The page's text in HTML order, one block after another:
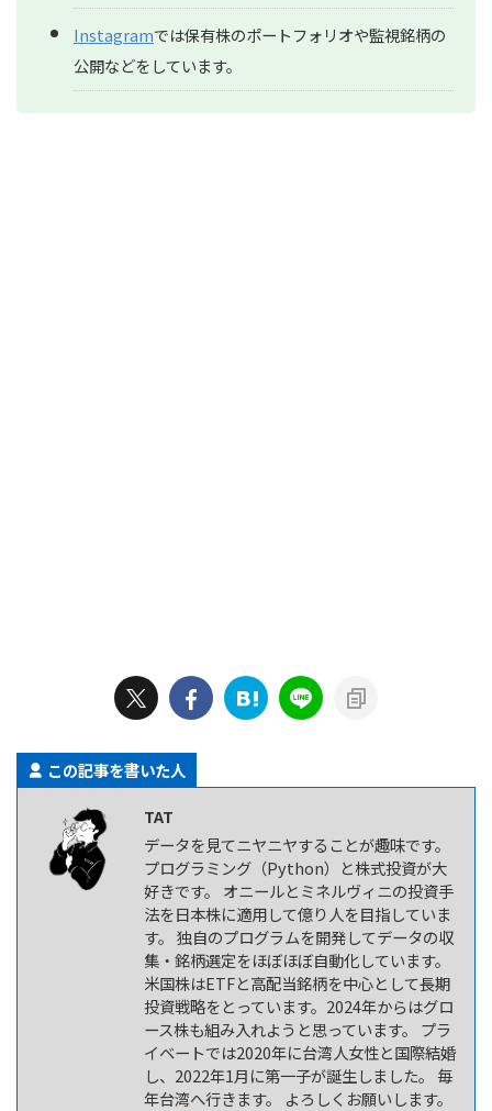
Instagramでは保有株のポートフォリオや監視銘柄の
公開などをしています。
この記事を書いた人
TAT
データを見てニヤニヤすることが趣味です。
プログラミング（Python）と株式投資が大
好きです。 オニールとミネルヴィニの投資手
法を日本株に適用して億り人を目指していま
す。 独自のプログラムを開発してデータの収
集・銘柄選定をほぼほぼ自動化しています。
米国株はETFと高配当銘柄を中心として長期
投資戦略をとっています。2024年からはグロ
ース株も組み入れようと思っています。 プラ
イベートでは2020年に台湾人女性と国際結婚
し、2022年1月に第一子が誕生しました。 毎
年台湾へ行きます。 よろしくお願いします。